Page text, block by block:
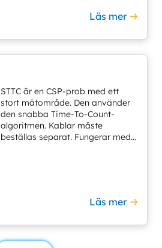
Läs mer
STTC är en CSP-prob med ett
stort mätområde. Den använder
den snabba Time-To-Count-
algoritmen. Kablar måste
beställas separat. Fungerar med...
Läs mer